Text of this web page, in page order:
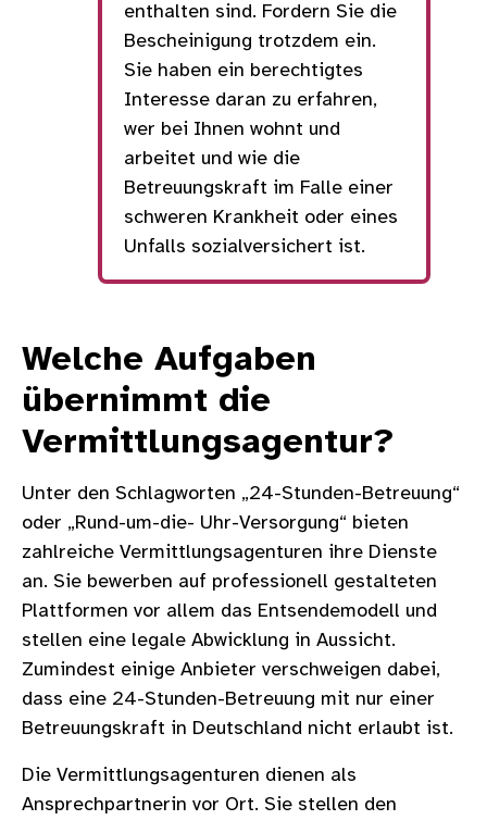
enthalten sind. Fordern Sie die
Bescheinigung trotzdem ein.
Sie haben ein berechtigtes
Interesse daran zu erfahren,
wer bei Ihnen wohnt und
arbeitet und wie die
Betreuungskraft im Falle einer
schweren Krankheit oder eines
Unfalls sozialversichert ist.
Welche Aufgaben
übernimmt die
Vermittlungsagentur?
Unter den Schlagworten „24-Stunden-Betreuung“
oder „Rund-um-die- Uhr-Versorgung“ bieten
zahlreiche Vermittlungsagenturen ihre Dienste
an. Sie bewerben auf professionell gestalteten
Plattformen vor allem das Entsendemodell und
stellen eine legale Abwicklung in Aussicht.
Zumindest einige Anbieter verschweigen dabei,
dass eine 24-Stunden-Betreuung mit nur einer
Betreuungskraft in Deutschland nicht erlaubt ist.
Die Vermittlungsagenturen dienen als
Ansprechpartnerin vor Ort. Sie stellen den